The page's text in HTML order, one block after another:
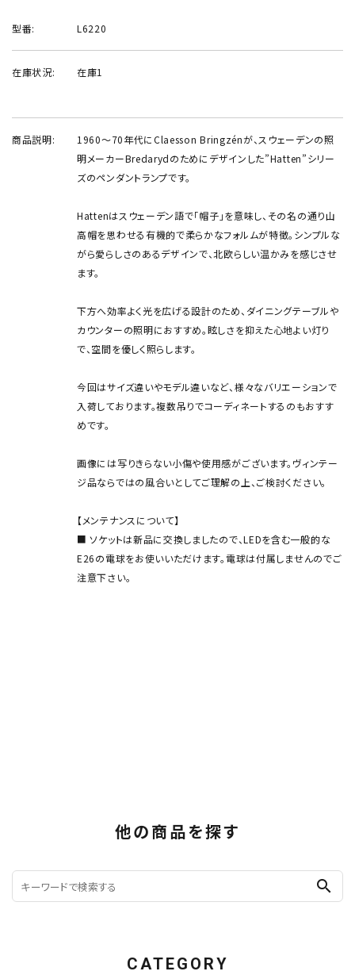
型番: L6220
在庫状況: 在庫1
商品説明:
1960〜70年代にClaesson Bringzénが、スウェーデンの照
明メーカーBredarydのためにデザインした”Hatten”シリー
ズのペンダントランプです。
Hattenはスウェーデン語で「帽子」を意味し、その名の通り山
高帽を思わせる有機的で柔らかなフォルムが特徴。シンプルな
がら愛らしさのあるデザインで、北欧らしい温かみを感じさせ
ます。
下方へ効率よく光を広げる設計のため、ダイニングテーブルや
カウンターの照明におすすめ。眩しさを抑えた心地よい灯り
で、空間を優しく照らします。
今回はサイズ違いやモデル違いなど、様々なバリエーションで
入荷しております。複数吊りでコーディネートするのもおすす
めです。
画像には写りきらない小傷や使用感がございます。ヴィンテー
ジ品ならではの風合いとしてご理解の上、ご検討ください。
【メンテナンスについて】
■ ソケットは新品に交換しましたので、LEDを含む一般的な
E26の電球をお使いいただけます。電球は付属しませんのでご
注意下さい。
他の商品を探す
search
CATEGORY